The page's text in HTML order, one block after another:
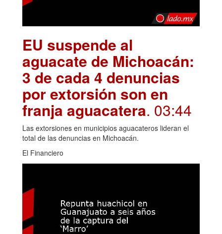
EU suspende al
aguacate de Michoacán:
3 de cada 4 denuncias
por extorsión son en
franja aguacatera. 03:44
Las extorsiones en municipios aguacateros lideran el
total de las denuncias en Michoacán.
El Financiero